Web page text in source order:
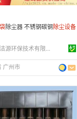
袋除尘器 不锈钢碳钢除尘设备
广东新洁源环保技术有限公司
广州市